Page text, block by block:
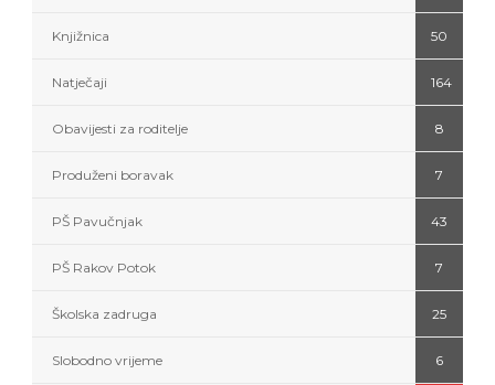
Knjižnica 50
Natječaji 164
Obavijesti za roditelje 8
Produženi boravak 7
PŠ Pavučnjak 43
PŠ Rakov Potok 7
Školska zadruga 25
Slobodno vrijeme 6